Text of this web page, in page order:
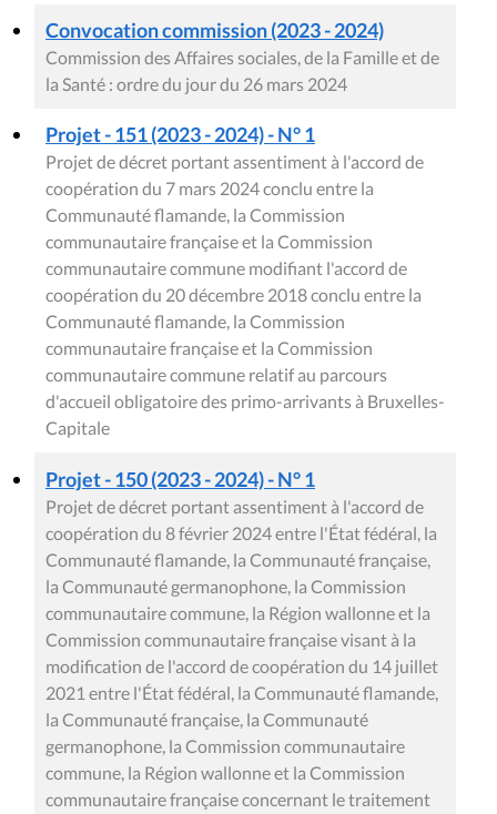
Convocation commission (2023 - 2024)
Commission des Affaires sociales, de la Famille et de
la Santé : ordre du jour du 26 mars 2024
Projet - 151 (2023 - 2024) - N° 1
Projet de décret portant assentiment à l'accord de
coopération du 7 mars 2024 conclu entre la
Communauté flamande, la Commission
communautaire française et la Commission
communautaire commune modifiant l'accord de
coopération du 20 décembre 2018 conclu entre la
Communauté flamande, la Commission
communautaire française et la Commission
communautaire commune relatif au parcours
d'accueil obligatoire des primo-arrivants à Bruxelles-
Capitale
Projet - 150 (2023 - 2024) - N° 1
Projet de décret portant assentiment à l'accord de
coopération du 8 février 2024 entre l'État fédéral, la
Communauté flamande, la Communauté française,
la Communauté germanophone, la Commission
communautaire commune, la Région wallonne et la
Commission communautaire française visant à la
modification de l'accord de coopération du 14 juillet
2021 entre l'État fédéral, la Communauté flamande,
la Communauté française, la Communauté
germanophone, la Commission communautaire
commune, la Région wallonne et la Commission
communautaire française concernant le traitement